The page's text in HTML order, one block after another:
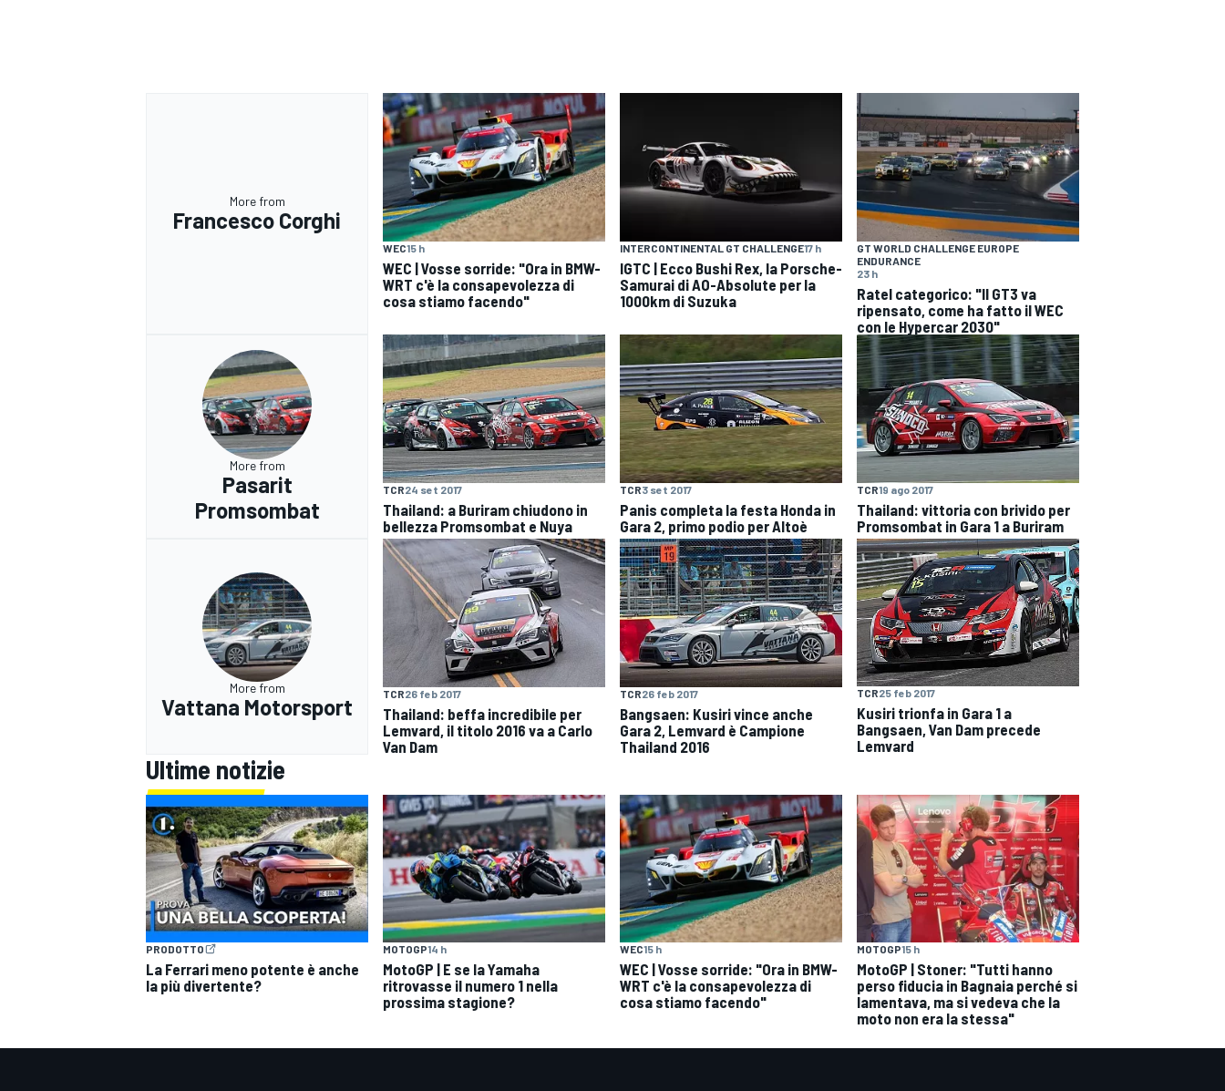
MONOMARCA
More from
Francesco Corghi
WEC15 h
WEC | Vosse sorride: "Ora in BMW-
WRT c'è la consapevolezza di
cosa stiamo facendo"
INTERCONTINENTAL GT CHALLENGE17 h
IGTC | Ecco Bushi Rex, la Porsche-
Samurai di AO-Absolute per la
1000km di Suzuka
GT WORLD CHALLENGE EUROPE
ENDURANCE
23 h
Ratel categorico: "Il GT3 va
ripensato, come ha fatto il WEC
con le Hypercar 2030"
More from
Pasarit
Promsombat
TCR24 set 2017
Thailand: a Buriram chiudono in
bellezza Promsombat e Nuya
TCR3 set 2017
Panis completa la festa Honda in
Gara 2, primo podio per Altoè
TCR19 ago 2017
Thailand: vittoria con brivido per
Promsombat in Gara 1 a Buriram
More from
Vattana Motorsport
TCR26 feb 2017
Thailand: beffa incredibile per
Lemvard, il titolo 2016 va a Carlo
Van Dam
TCR26 feb 2017
Bangsaen: Kusiri vince anche
Gara 2, Lemvard è Campione
Thailand 2016
TCR25 feb 2017
Kusiri trionfa in Gara 1 a
Bangsaen, Van Dam precede
Lemvard
Ultime notizie
PRODOTTO
La Ferrari meno potente è anche
la più divertente?
MOTOGP14 h
MotoGP | E se la Yamaha
ritrovasse il numero 1 nella
prossima stagione?
WEC15 h
WEC | Vosse sorride: "Ora in BMW-
WRT c'è la consapevolezza di
cosa stiamo facendo"
MOTOGP15 h
MotoGP | Stoner: "Tutti hanno
perso fiducia in Bagnaia perché si
lamentava, ma si vedeva che la
moto non era la stessa"